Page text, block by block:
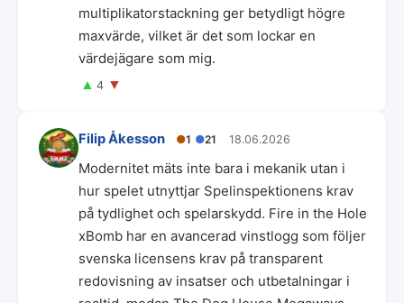
multiplikatorstackning ger betydligt högre
maxvärde, vilket är det som lockar en
värdejägare som mig.
▲ 4 ▼
Filip Åkesson ●1 ●21 18.06.2026
Modernitet mäts inte bara i mekanik utan i
hur spelet utnyttjar Spelinspektionens krav
på tydlighet och spelarskydd. Fire in the Hole
xBomb har en avancerad vinstlogg som följer
svenska licensens krav på transparent
redovisning av insatser och utbetalningar i